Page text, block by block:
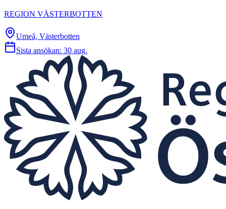
REGION VÄSTERBOTTEN
Umeå, Västerbotten
Sista ansökan: 30 aug.